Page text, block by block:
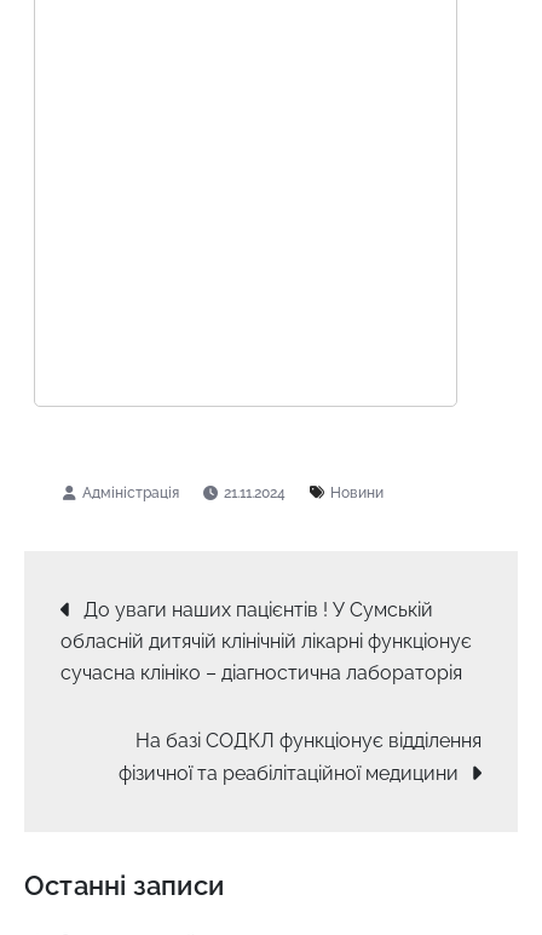
21.11.2024 Новини
Навігація
записів
До уваги наших пацієнтів ! У Сумській
обласній дитячій клінічній лікарні функціонує
сучасна клініко – діагностична лабораторія
На базі СОДКЛ функціонує відділення
фізичної та реабілітаційної медицини
Останні записи